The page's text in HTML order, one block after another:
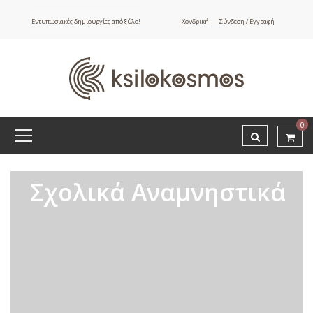
Εντυπωσιακές δημιουργίες από ξύλο! Χονδρική Σύνδεση / Εγγραφή
0
Σχολικά Αναμνηστικά
Ψηφιακή
Εκτύπωση
Πολύχρωμο
ΚΑΤΗΓΟΡΙΕΣ